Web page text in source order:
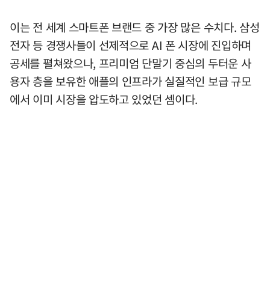
이는 전 세계 스마트폰 브랜드 중 가장 많은 수치다. 삼성
전자 등 경쟁사들이 선제적으로 AI 폰 시장에 진입하며
공세를 펼쳐왔으나, 프리미엄 단말기 중심의 두터운 사
용자 층을 보유한 애플의 인프라가 실질적인 보급 규모
에서 이미 시장을 압도하고 있었던 셈이다.